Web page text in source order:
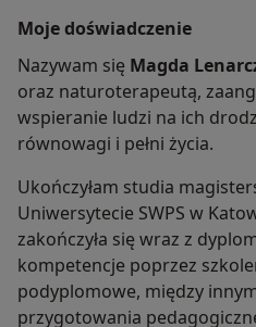
Moje doświadczenie
Nazywam się Magda
oraz naturoterapeutą,
wspieranie ludzi na ich
równowagi i pełni życia.
Ukończyłam studia
Uniwersytecie SWPS w
zakończyła się wraz z
kompetencje poprzez
podyplomowe, między
przygotowania